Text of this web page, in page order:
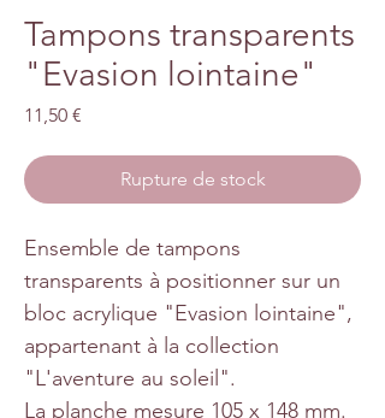
Tampons transparents
"Evasion lointaine"
11,50 €
Rupture de stock
Ensemble de tampons
transparents à positionner sur un
bloc acrylique "Evasion lointaine",
appartenant à la collection
"L'aventure au soleil".
La planche mesure 105 x 148 mm.